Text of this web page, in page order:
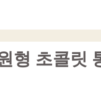
형 초콜릿